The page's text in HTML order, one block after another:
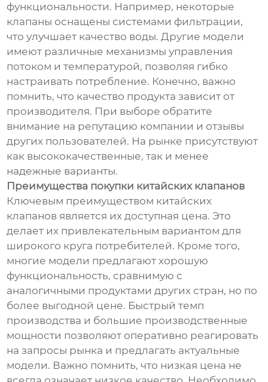
функциональности. Например, некоторые
клапаны оснащены системами фильтрации,
что улучшает качество воды. Другие модели
имеют различные механизмы управления
потоком и температурой, позволяя гибко
настраивать потребление. Конечно, важно
помнить, что качество продукта зависит от
производителя. При выборе обратите
внимание на репутацию компании и отзывы
других пользователей. На рынке присутствуют
как высококачественные, так и менее
надежные варианты.
Преимущества покупки китайских клапанов
Ключевым преимуществом китайских
клапанов является их доступная цена. Это
делает их привлекательным вариантом для
широкого круга потребителей. Кроме того,
многие модели предлагают хорошую
функциональность, сравнимую с
аналогичными продуктами других стран, но по
более выгодной цене. Быстрый темп
производства и большие производственные
мощности позволяют оперативно реагировать
на запросы рынка и предлагать актуальные
модели. Важно помнить, что низкая цена не